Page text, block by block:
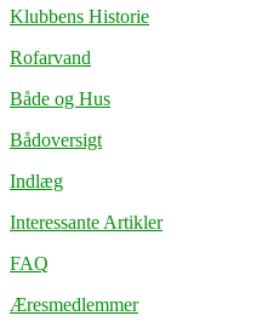
Klubbens Historie
Rofarvand
Både og Hus
Bådoversigt
Indlæg
Interessante Artikler
FAQ
Æresmedlemmer